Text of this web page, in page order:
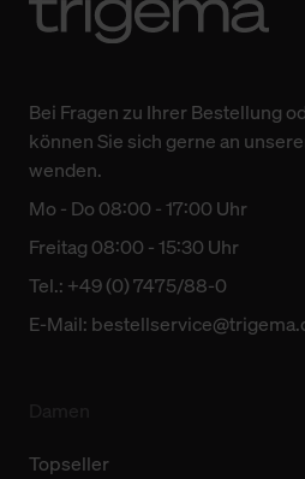
Bei Fragen zu Ihrer Bestellung
können Sie sich gerne an
wenden.
Mo - Do 08:00 - 17:00 Uhr
Freitag 08:00 - 15:30 Uhr
Tel.: +49 (0) 7475/88-0
E-Mail:
Topseller